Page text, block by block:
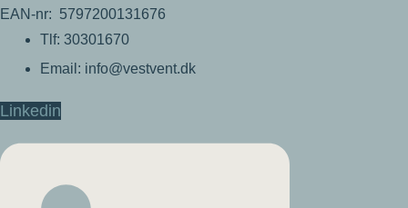
EAN-nr: 5797200131676
Tlf: 30301670
Email: info@vestvent.dk
Linkedin